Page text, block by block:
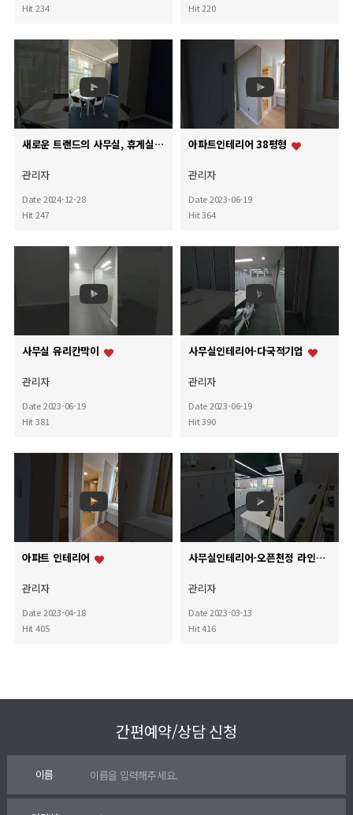
Hit 234
Hit 220
새로운 트랜드의 사무실, 휴게실인테리어
관리자
Date 2024-12-28
Hit 247
아파트인테리어 38평형
관리자
Date 2023-06-19
Hit 364
사무실 유리칸막이
관리자
Date 2023-06-19
Hit 381
사무실인테리어-다국적기업
관리자
Date 2023-06-19
Hit 390
아파트 인테리어
관리자
Date 2023-04-18
Hit 405
사무실인테리어-오픈천정 라인조명 사무용가구
관리자
Date 2023-03-13
Hit 416
간편예약/상담 신청
이름